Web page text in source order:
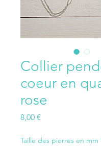
Collier
coeur en
rose
8,00 €
Taille des pierres en mm